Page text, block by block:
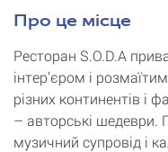
Про це місце
Ресторан S.O.D.A
інтер’єром і
різних континентів і
– авторські шедеври.
музичний супровід і